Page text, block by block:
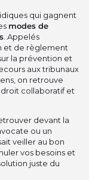
qui gagnent
modes de
. Appelés
et de règlement
la prévention et
aux tribunaux
on retrouve
collaboratif et
devant la
ou un
veiller au bon
vos besoins et
juste du